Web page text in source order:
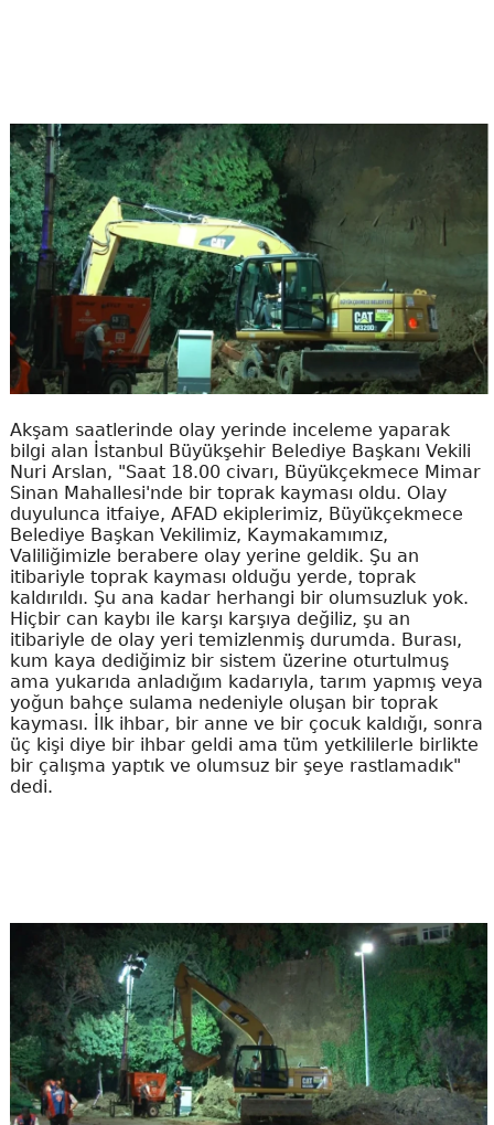
Akşam saatlerinde olay yerinde inceleme yaparak
bilgi alan İstanbul Büyükşehir Belediye Başkanı Vekili
Nuri Arslan, "Saat 18.00 civarı, Büyükçekmece Mimar
Sinan Mahallesi'nde bir toprak kayması oldu. Olay
duyulunca itfaiye, AFAD ekiplerimiz, Büyükçekmece
Belediye Başkan Vekilimiz, Kaymakamımız,
Valiliğimizle berabere olay yerine geldik. Şu an
itibariyle toprak kayması olduğu yerde, toprak
kaldırıldı. Şu ana kadar herhangi bir olumsuzluk yok.
Hiçbir can kaybı ile karşı karşıya değiliz, şu an
itibariyle de olay yeri temizlenmiş durumda. Burası,
kum kaya dediğimiz bir sistem üzerine oturtulmuş
ama yukarıda anladığım kadarıyla, tarım yapmış veya
yoğun bahçe sulama nedeniyle oluşan bir toprak
kayması. İlk ihbar, bir anne ve bir çocuk kaldığı, sonra
üç kişi diye bir ihbar geldi ama tüm yetkililerle birlikte
bir çalışma yaptık ve olumsuz bir şeye rastlamadık"
dedi.